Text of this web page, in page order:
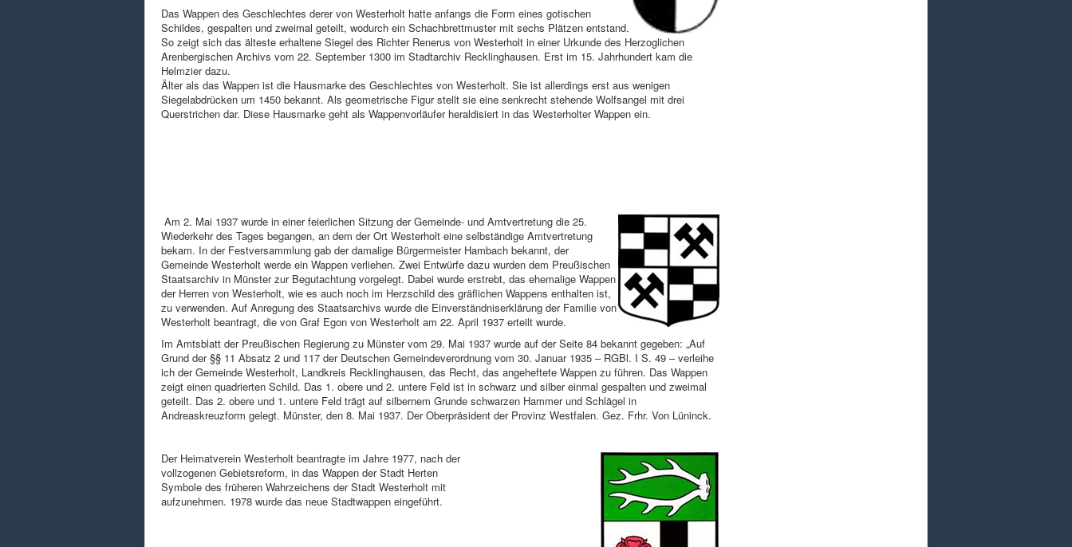
Das Wappen des Geschlechtes derer von Westerholt hatte anfangs die Form eines gotischen
Schildes, gespalten und zweimal geteilt, wodurch ein Schachbrettmuster mit sechs Plätzen entstand.
So zeigt sich das älteste erhaltene Siegel des Richter Renerus von Westerholt in einer Urkunde des Herzoglichen
Arenbergischen Archivs vom 22. September 1300 im Stadtarchiv Recklinghausen. Erst im 15. Jahrhundert kam die
Helmzier dazu.
Älter als das Wappen ist die Hausmarke des Geschlechtes von Westerholt. Sie ist allerdings erst aus wenigen
Siegelabdrücken um 1450 bekannt. Als geometrische Figur stellt sie eine senkrecht stehende Wolfsangel mit drei
Querstrichen dar. Diese Hausmarke geht als Wappenvorläufer heraldisiert in das Westerholter Wappen ein.
Am 2. Mai 1937 wurde in einer feierlichen Sitzung der Gemeinde- und Amtvertretung die 25.
Wiederkehr des Tages begangen, an dem der Ort Westerholt eine selbständige Amtvertretung
bekam. In der Festversammlung gab der damalige Bürgermeister Hambach bekannt, der
Gemeinde Westerholt werde ein Wappen verliehen. Zwei Entwürfe dazu wurden dem Preußischen
Staatsarchiv in Münster zur Begutachtung vorgelegt. Dabei wurde erstrebt, das ehemalige Wappen
der Herren von Westerholt, wie es auch noch im Herzschild des gräflichen Wappens enthalten ist,
zu verwenden. Auf Anregung des Staatsarchivs wurde die Einverständniserklärung der Familie von
Westerholt beantragt, die von Graf Egon von Westerholt am 22. April 1937 erteilt wurde.
Im Amtsblatt der Preußischen Regierung zu Münster vom 29. Mai 1937 wurde auf der Seite 84 bekannt gegeben: „Auf
Grund der §§ 11 Absatz 2 und 117 der Deutschen Gemeindeverordnung vom 30. Januar 1935 – RGBl. I S. 49 – verleihe
ich der Gemeinde Westerholt, Landkreis Recklinghausen, das Recht, das angeheftete Wappen zu führen. Das Wappen
zeigt einen quadrierten Schild. Das 1. obere und 2. untere Feld ist in schwarz und silber einmal gespalten und zweimal
geteilt. Das 2. obere und 1. untere Feld trägt auf silbernem Grunde schwarzen Hammer und Schlägel in
Andreaskreuzform gelegt. Münster, den 8. Mai 1937. Der Oberpräsident der Provinz Westfalen. Gez. Frhr. Von Lüninck.
Der Heimatverein Westerholt beantragte im Jahre 1977, nach der
vollzogenen Gebietsreform, in das Wappen der Stadt Herten
Symbole des früheren Wahrzeichens der Stadt Westerholt mit
aufzunehmen. 1978 wurde das neue Stadtwappen eingeführt.